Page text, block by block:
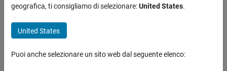
geografica, ti consigliamo di selezionare:United States.
United States
Puoi anche selezionare un sito web dal seguente elenco: